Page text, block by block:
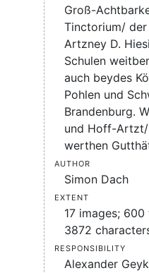
Groß-
Tinctorium/
Artzney D.
Schulen
auch beydes
Pohlen und
Brandenburg.
und Hoff-
werthen
Author
Simon Dach
Extent
17 images;
3872
Responsibility
Alexander